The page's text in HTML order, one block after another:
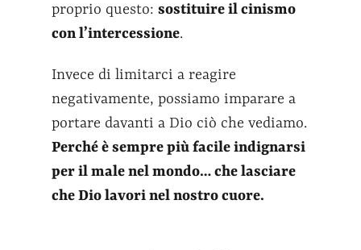
proprio questo: sostituire il cinismo
con l’intercessione.
Invece di limitarci a reagire
negativamente, possiamo imparare a
portare davanti a Dio ciò che vediamo.
Perché è sempre più facile indignarsi
per il male nel mondo… che lasciare
che Dio lavori nel nostro cuore.